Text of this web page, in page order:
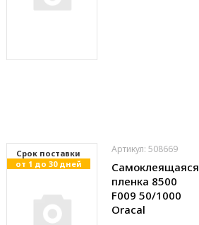
Cрок поставки
от 1 до 30 дней
Артикул: 508669
Самоклеящаяся
пленка 8500
F009 50/1000
Oracal